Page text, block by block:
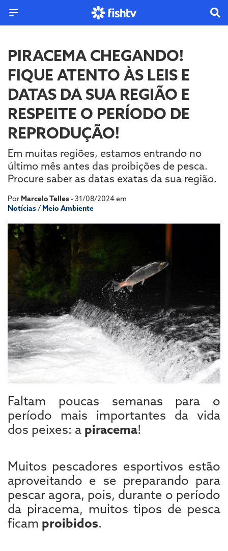
PIRACEMA CHEGANDO!
FIQUE ATENTO ÀS LEIS E
DATAS DA SUA REGIÃO E
RESPEITE O PERÍODO DE
REPRODUÇÃO!
Em muitas regiões, estamos entrando no
último mês antes das proibições de pesca.
Procure saber as datas exatas da sua região.
Por Marcelo Telles- 31/08/2024 em
Notícias/ Meio Ambiente
Faltam poucas semanas para o
período mais importantes da vida
dos peixes: a piracema!
Muitos pescadores esportivos estão
aproveitando e se preparando para
pescar agora, pois, durante o período
da piracema, muitos tipos de pesca
ficam proibidos.